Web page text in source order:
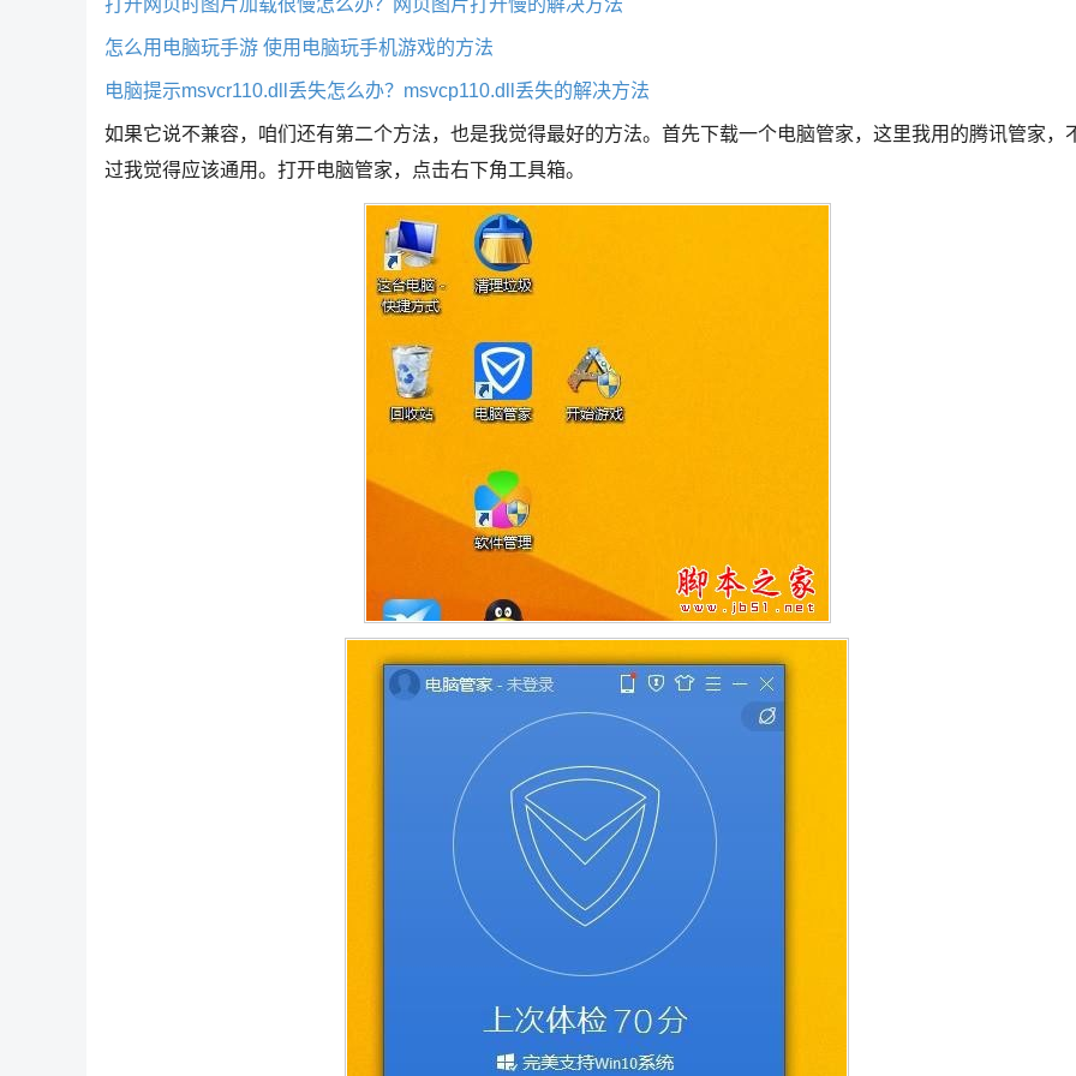
打开网页时图片加载很慢怎么办？网页图片打开慢的解决方法
怎么用电脑玩手游 使用电脑玩手机游戏的方法
电脑提示msvcr110.dll丢失怎么办？msvcp110.dll丢失的解决方法
如果它说不兼容，咱们还有第二个方法，也是我觉得最好的方法。首先下载一个电脑管家，这里我用的腾讯管家，
过我觉得应该通用。打开电脑管家，点击右下角工具箱。